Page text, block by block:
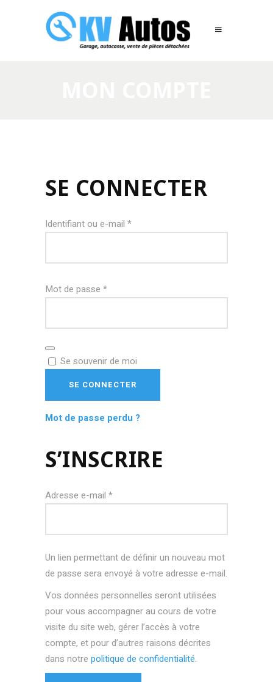
SE CONNECTER
Identifiant ou e-mail *Obligatoire
Mot de passe *Obligatoire
Se souvenir de moi
SE CONNECTER
Mot de passe perdu ?
S’INSCRIRE
Adresse e-mail *Obligatoire
Un lien permettant de définir un nouveau mot
de passe sera envoyé à votre adresse e-mail.
Vos données personnelles seront utilisées
pour vous accompagner au cours de votre
visite du site web, gérer l’accès à votre
compte, et pour d’autres raisons décrites
dans notre politique de confidentialité.